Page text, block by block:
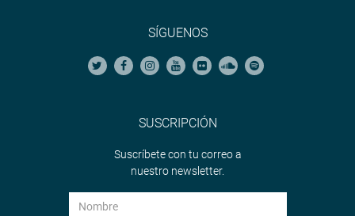
SÍGUENOS
SUSCRIPCIÓN
Suscríbete con tu correo a
nuestro newsletter.